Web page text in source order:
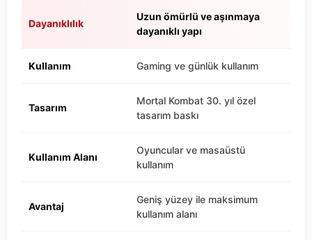
Dayanıklılık
Uzun ömürlü ve aşınmaya
dayanıklı yapı
Kullanım Gaming ve günlük kullanım
Tasarım
Mortal Kombat 30. yıl özel
tasarım baskı
Kullanım Alanı
Oyuncular ve masaüstü
kullanım
Avantaj
Geniş yüzey ile maksimum
kullanım alanı